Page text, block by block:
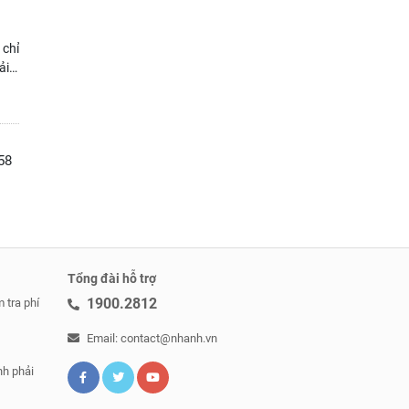
chỉ
tra phí
phải
Tổng đài hỗ trợ
1900.2812
Email: contact@nhanh.vn